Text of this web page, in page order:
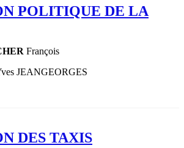
POLITIQUE DE LA
François
JEANGEORGES
DES TAXIS